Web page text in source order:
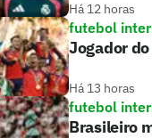
Há 12 horas
futebol
Jogador
Há 13 horas
futebol
Brasileiro